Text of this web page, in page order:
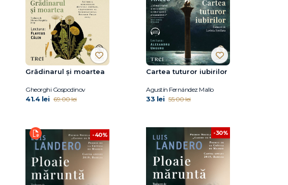
Grădinarul și moartea
Gheorghi Gospodinov
41.4 lei 69.00 lei
Cartea tuturor iubirilor
Agustín Fernández Mallo
33 lei 55.00 lei
-40% -30%